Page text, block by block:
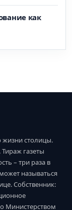
как
жизни столицы.
Тираж газеты
– три раза в
называться
Собственник:
Министерством